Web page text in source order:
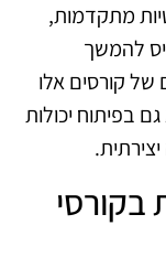
מתקדמות,
להמשך
של קורסים אלו
בפיתוח יכולות